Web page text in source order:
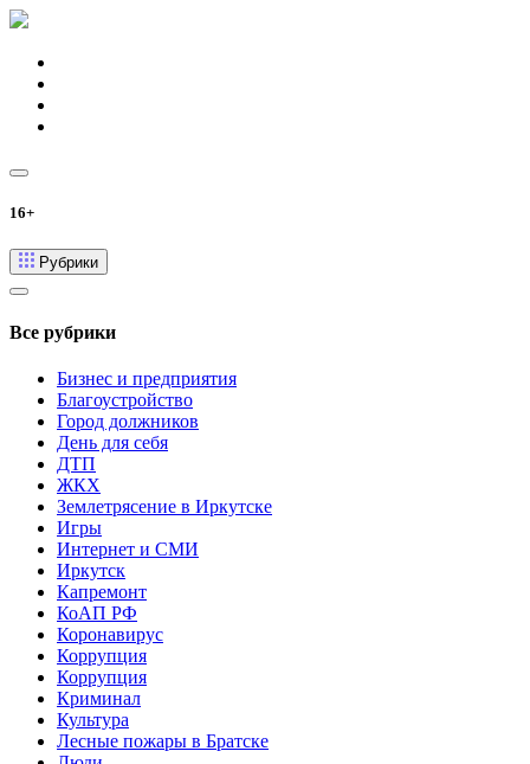
16+
Рубрики
Все рубрики
Бизнес и предприятия
Благоустройство
Город должников
День для себя
ДТП
ЖКХ
Землетрясение в Иркутске
Игры
Интернет и СМИ
Иркутск
Капремонт
КоАП РФ
Коронавирус
Коррупция
Коррупция
Криминал
Культура
Лесные пожары в Братске